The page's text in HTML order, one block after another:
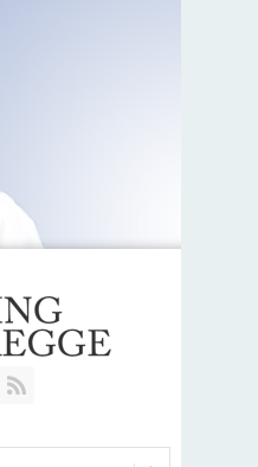
Join our Facebook Group